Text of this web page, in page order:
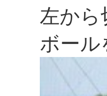
左か
ボール